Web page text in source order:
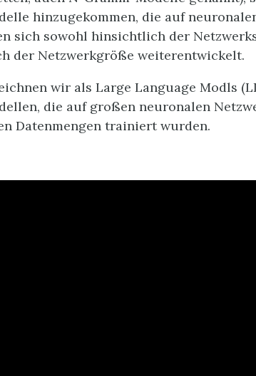
hinzugekommen, die auf
sich sowohl hinsichtlich der
der Netzwerkgröße weiterentwickelt.
wir als Large Language Modls
die auf großen neuronalen
Datenmengen trainiert wurden.